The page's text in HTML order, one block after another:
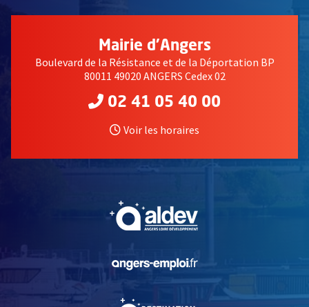
Mairie d'Angers
Boulevard de la Résistance et de la Déportation BP
80011 49020 ANGERS Cedex 02
02 41 05 40 00
Voir les horaires
, Ouvre une nouvelle